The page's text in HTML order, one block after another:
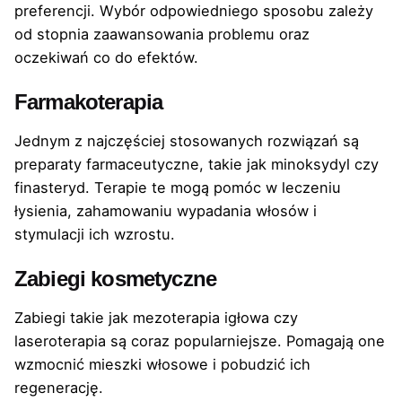
preferencji. Wybór odpowiedniego sposobu zależy
od stopnia zaawansowania problemu oraz
oczekiwań co do efektów.
Farmakoterapia
Jednym z najczęściej stosowanych rozwiązań są
preparaty farmaceutyczne, takie jak minoksydyl czy
finasteryd. Terapie te mogą pomóc w leczeniu
łysienia, zahamowaniu wypadania włosów i
stymulacji ich wzrostu.
Zabiegi kosmetyczne
Zabiegi takie jak mezoterapia igłowa czy
laseroterapia są coraz popularniejsze. Pomagają one
wzmocnić mieszki włosowe i pobudzić ich
regenerację.